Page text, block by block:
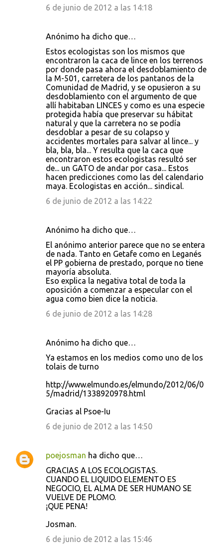
6 de junio de 2012 a las 14:18
Anónimo ha dicho que…
Estos ecologistas son los mismos que
encontraron la caca de lince en los terrenos
por donde pasa ahora el desdoblamiento de
la M-501, carretera de los pantanos de la
Comunidad de Madrid, y se opusieron a su
desdoblamiento con el argumento de que
allí habitaban LINCES y como es una especie
protegida había que preservar su hábitat
natural y que la carretera no se podía
desdoblar a pesar de su colapso y
accidentes mortales para salvar al lince... y
bla, bla, bla... Y resulta que la caca que
encontraron estos ecologistas resultó ser
de... un GATO de andar por casa... Estos
hacen predicciones como las del calendario
maya. Ecologistas en acción... sindical.
6 de junio de 2012 a las 14:22
Anónimo ha dicho que…
El anónimo anterior parece que no se entera
de nada. Tanto en Getafe como en Leganés
el PP gobierna de prestado, porque no tiene
mayoría absoluta.
Eso explica la negativa total de toda la
oposición a comenzar a especular con el
agua como bien dice la noticia.
6 de junio de 2012 a las 14:28
Anónimo ha dicho que…
Ya estamos en los medios como uno de los
tolais de turno
http://www.elmundo.es/elmundo/2012/06/0
5/madrid/1338920978.html
Gracias al Psoe-Iu
6 de junio de 2012 a las 14:50
poejosman ha dicho que…
GRACIAS A LOS ECOLOGISTAS.
CUANDO EL LIQUIDO ELEMENTO ES
NEGOCIO, EL ALMA DE SER HUMANO SE
VUELVE DE PLOMO.
¡QUE PENA!
Josman.
6 de junio de 2012 a las 15:46